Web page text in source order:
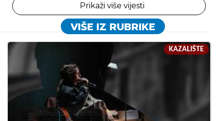
Prikaži više vijesti
VIŠE IZ RUBRIKE
KAZALIŠTE